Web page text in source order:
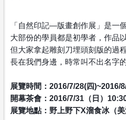
「自然印記—版畫創作展」是一
大部份的學員都是初學者，作品
但大家拿起雕刻刀埋頭刻版的過
長在我們身邊，時常叫不出名字
展覽時間：2016/7/28(四)~2016/
開幕茶會：2016/7/31（日）
展覽地點：野上野下X溜食冰（美